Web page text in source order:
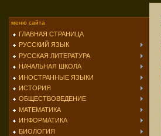
меню сайта
ГЛАВНАЯ СТРАНИЦА
РУССКИЙ ЯЗЫК
РУССКАЯ ЛИТЕРАТУРА
НАЧАЛЬНАЯ ШКОЛА
ИНОСТРАННЫЕ ЯЗЫКИ
ИСТОРИЯ
ОБЩЕСТВОВЕДЕНИЕ
МАТЕМАТИКА
ИНФОРМАТИКА
БИОЛОГИЯ